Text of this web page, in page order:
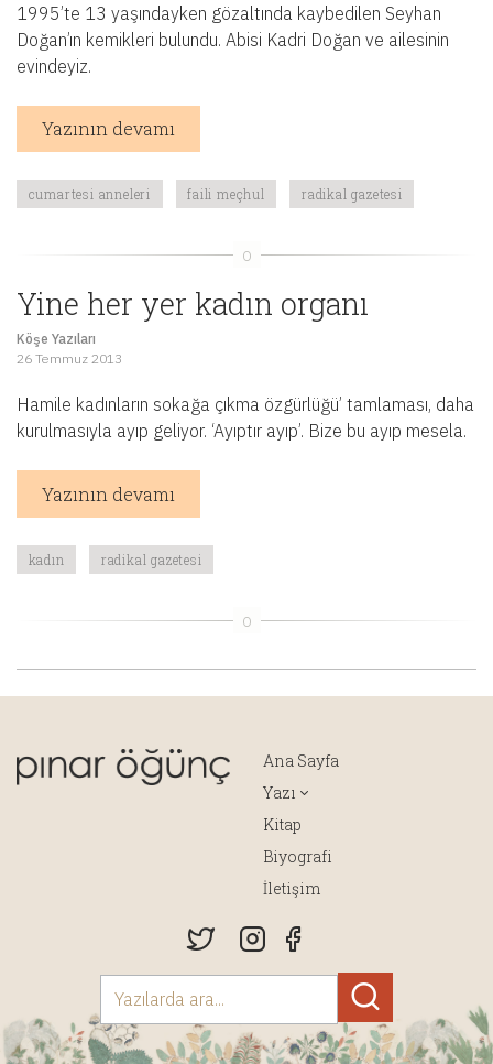
1995’te 13 yaşındayken gözaltında kaybedilen Seyhan
Doğan’ın kemikleri bulundu. Abisi Kadri Doğan ve ailesinin
evindeyiz.
Yazının devamı
cumartesi anneleri faili meçhul radikal gazetesi
Yine her yer kadın organı
Köşe Yazıları
26 Temmuz 2013
Hamile kadınların sokağa çıkma özgürlüğü’ tamlaması, daha
kurulmasıyla ayıp geliyor. ‘Ayıptır ayıp’. Bize bu ayıp mesela.
Yazının devamı
kadın radikal gazetesi
Ana Sayfa
Yazı
Kitap
Biyografi
İletişim
Yazılarda ara...